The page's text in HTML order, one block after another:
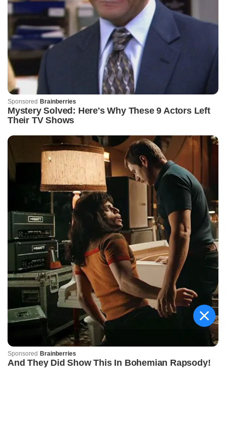
କିଟ୍‍ ଓ କିସ୍‍ ପକ୍ଷରୁ
ଜ୍ୟୋତିର୍ମୟୀଙ୍କୁ ଉଚ୍ଛ୍ୱସିତ
ସମ୍ବର୍ଦ୍ଧନା; ୫ଲକ୍ଷ ଟଙ୍କାର
ପ୍ରୋତ୍ସାହନ ରାଶି ପ୍ରଦାନ